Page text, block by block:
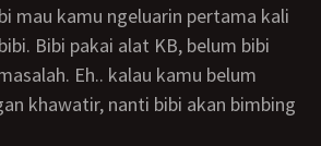
mau kamu ngeluarin pertama kali
Bibi pakai alat KB, belum bibi
Eh.. kalau kamu belum
khawatir, nanti bibi akan bimbing